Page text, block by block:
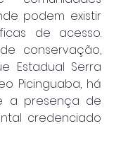
podem existir
de acesso.
conservação,
Estadual Serra
Picinguaba, há
a presença de
credenciado